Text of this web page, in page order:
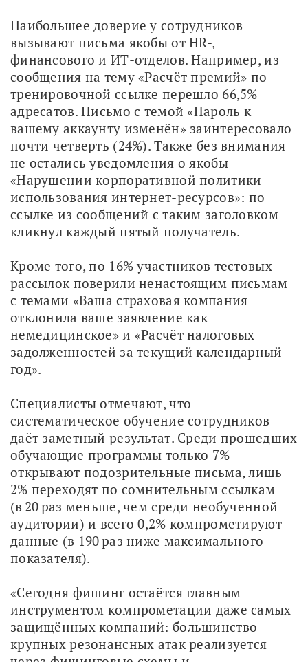
Наибольшее доверие у сотрудников
вызывают письма якобы от HR-,
финансового и ИТ-отделов. Например, из
сообщения на тему «Расчёт премий» по
тренировочной ссылке перешло 66,5%
адресатов. Письмо с темой «Пароль к
вашему аккаунту изменён» заинтересовало
почти четверть (24%). Также без внимания
не остались уведомления о якобы
«Нарушении корпоративной политики
использования интернет-ресурсов»: по
ссылке из сообщений с таким заголовком
кликнул каждый пятый получатель.
Кроме того, по 16% участников тестовых
рассылок поверили ненастоящим письмам
с темами «Ваша страховая компания
отклонила ваше заявление как
немедицинское» и «Расчёт налоговых
задолженностей за текущий календарный
год».
Специалисты отмечают, что
систематическое обучение сотрудников
даёт заметный результат. Среди прошедших
обучающие программы только 7%
открывают подозрительные письма, лишь
2% переходят по сомнительным ссылкам
(в 20 раз меньше, чем среди необученной
аудитории) и всего 0,2% компрометируют
данные (в 190 раз ниже максимального
показателя).
«Сегодня фишинг остаётся главным
инструментом компрометации даже самых
защищённых компаний: большинство
крупных резонансных атак реализуется